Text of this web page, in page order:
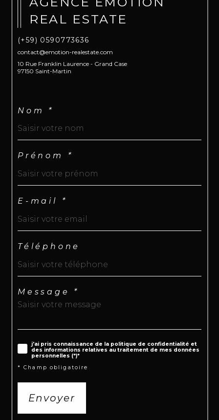
REAL ESTATE
(+59) 0590773636
contact@emotion-realestate.com
10 Rue Franklin Laurence - Grand Case
97150 Saint-Martin
Nom *
Prénom *
E-mail *
Téléphone
Message *
j'ai pris connaissance de la politique de confidentialité et
des informations relatives au traitement de mes données
personnelles (*)*
* Champ obligatoire
Envoyer